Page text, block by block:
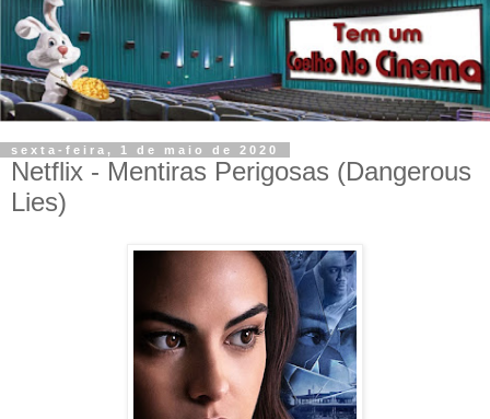
sexta-feira, 1 de maio de 2020
Netflix - Mentiras Perigosas (Dangerous
Lies)